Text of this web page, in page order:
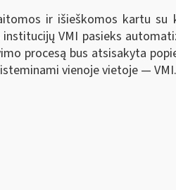
ir išieškomos kartu
VMI pasieks
procesą bus atsisakyta
vienoje vietoje — VMI.